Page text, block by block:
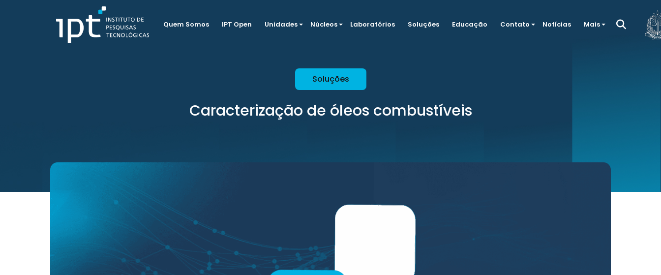
Quem Somos IPT Open Unidades Núcleos Laboratórios Soluções Educação Contato Notícias Mais
Soluções
Caracterização de óleos combustíveis